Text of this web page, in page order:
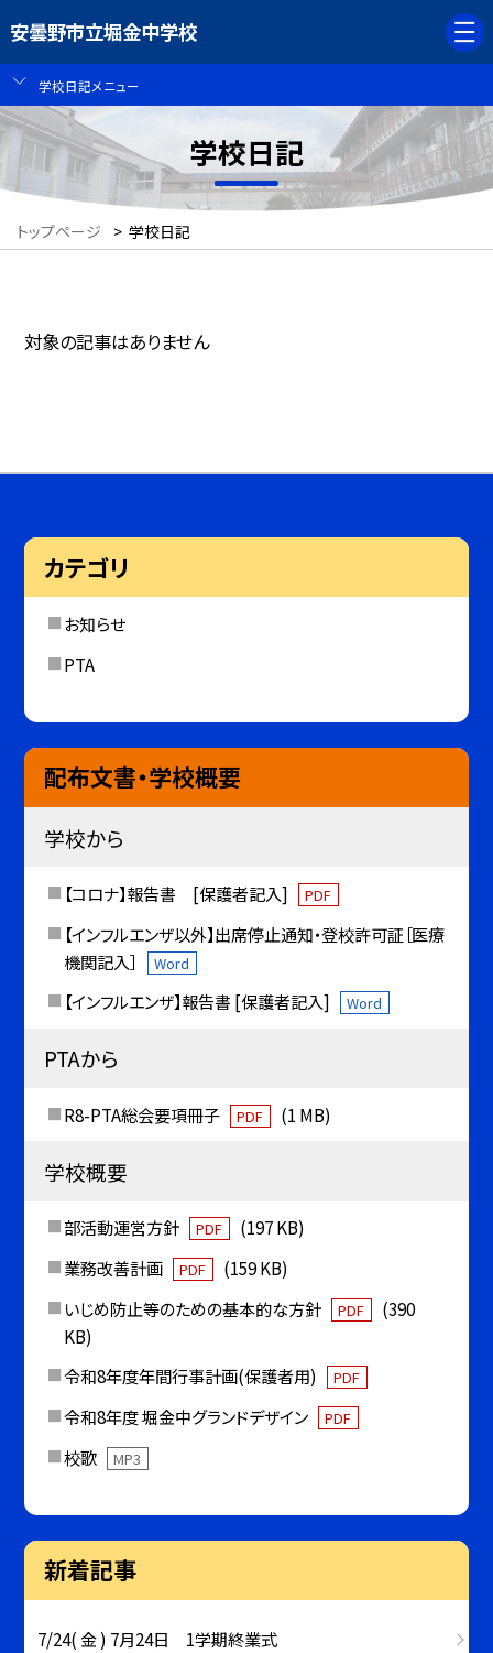
安曇野市立堀金中学校
学校日記メニュー
学校日記
トップページ > 学校日記
対象の記事はありません
カテゴリ
お知らせ
PTA
配布文書・学校概要
学校から
【コロナ】報告書 [保護者記入] PDF
【インフルエンザ以外】出席停止通知・登校許可証［医療
機関記入］
Word
【インフルエンザ】報告書 [保護者記入] Word
PTAから
R8-PTA総会要項冊子 PDF (1 MB)
学校概要
部活動運営方針 PDF
(197 KB)
業務改善計画
PDF
(159 KB)
いじめ防止等のための基本的な方針
PDF
(390
KB)
令和8年度年間行事計画(保護者用)
PDF
令和8年度 堀金中グランドデザイン PDF
校歌 MP3
新着記事
7/24( 金 ) 7月24日 1学期終業式